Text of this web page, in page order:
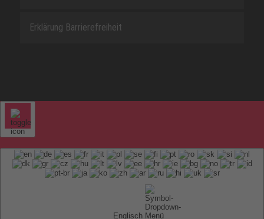
Erklärung Barrierefreiheit
Englisch